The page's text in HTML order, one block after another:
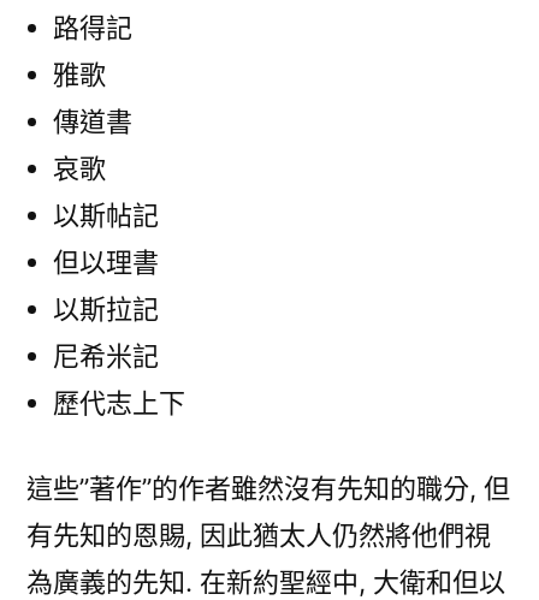
路得記
雅歌
傳道書
哀歌
以斯帖記
但以理書
以斯拉記
尼希米記
歷代志上下
這些”著作”的作者雖然沒有先知的職分, 但
有先知的恩賜, 因此猶太人仍然將他們視
為廣義的先知. 在新約聖經中, 大衛和但以